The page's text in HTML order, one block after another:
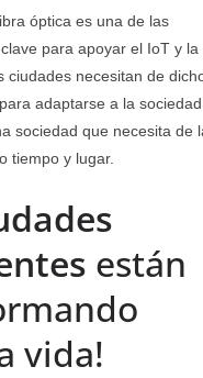
óptica es una de las
para apoyar el IoT y la
ciudades necesitan de
adaptarse a la
sociedad que necesita de
tiempo y lugar.
están
vida!